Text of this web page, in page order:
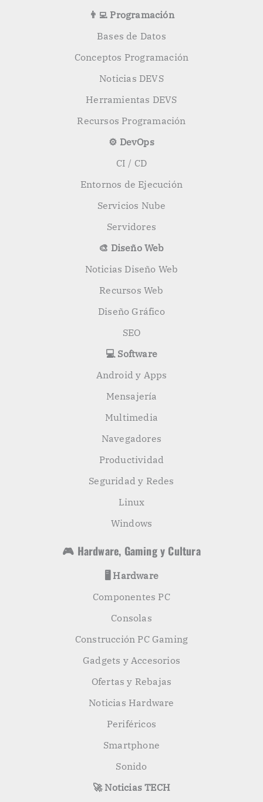
👨‍💻 Programación
Bases de Datos
Conceptos Programación
Noticias DEVS
Herramientas DEVS
Recursos Programación
⚙️ DevOps
CI / CD
Entornos de Ejecución
Servicios Nube
Servidores
🎨 Diseño Web
Noticias Diseño Web
Recursos Web
Diseño Gráfico
SEO
💻 Software
Android y Apps
Mensajería
Multimedia
Navegadores
Productividad
Seguridad y Redes
Linux
Windows
🎮 Hardware, Gaming y Cultura
🖥️ Hardware
Componentes PC
Consolas
Construcción PC Gaming
Gadgets y Accesorios
Ofertas y Rebajas
Noticias Hardware
Periféricos
Smartphone
Sonido
🚀 Noticias TECH